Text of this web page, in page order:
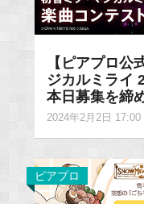
【ピアプロ公
ジカルミライ
本日募集を締
2024年2月2日 17:00
ピアプロ